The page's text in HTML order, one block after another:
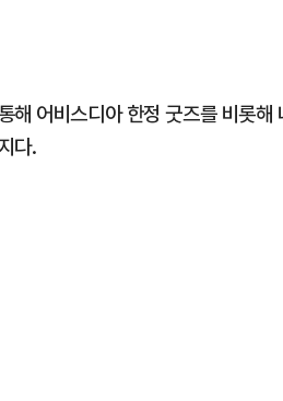
해 어비스디아 한정 굿즈를 비롯
다.